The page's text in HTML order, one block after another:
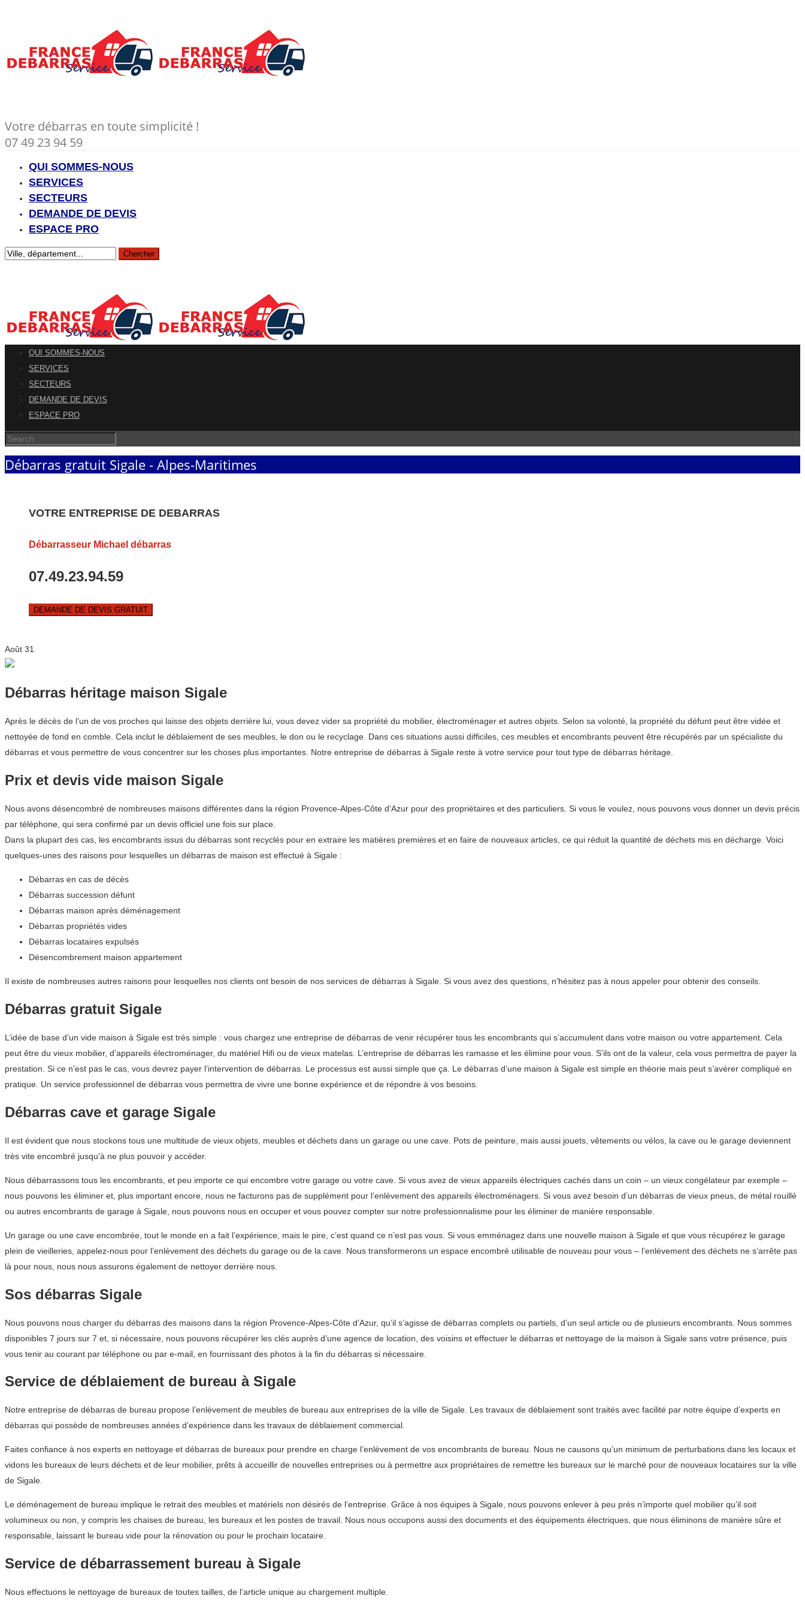
Votre débarras en toute simplicité !
07 49 23 94 59
QUI SOMMES-NOUS
SERVICES
SECTEURS
DEMANDE DE DEVIS
ESPACE PRO
QUI SOMMES-NOUS
SERVICES
SECTEURS
DEMANDE DE DEVIS
ESPACE PRO
Débarras gratuit Sigale - Alpes-Maritimes
VOTRE ENTREPRISE DE DEBARRAS
Débarrasseur Michael débarras
07.49.23.94.59
DEMANDE DE DEVIS GRATUIT
Août 31
Débarras héritage maison Sigale
Après le décès de l’un de vos proches qui laisse des objets derrière lui, vous devez vider sa propriété du mobilier, électroménager et autres objets. Selon sa volonté, la propriété du défunt peut être vidée et
nettoyée de fond en comble. Cela inclut le déblaiement de ses meubles, le don ou le recyclage. Dans ces situations aussi difficiles, ces meubles et encombrants peuvent être récupérés par un spécialiste du
débarras et vous permettre de vous concentrer sur les choses plus importantes. Notre entreprise de débarras à Sigale reste à votre service pour tout type de débarras héritage.
Prix et devis vide maison Sigale
Nous avons désencombré de nombreuses maisons différentes dans la région Provence-Alpes-Côte d’Azur pour des propriétaires et des particuliers. Si vous le voulez, nous pouvons vous donner un devis précis
par téléphone, qui sera confirmé par un devis officiel une fois sur place.
Dans la plupart des cas, les encombrants issus du débarras sont recyclés pour en extraire les matières premières et en faire de nouveaux articles, ce qui réduit la quantité de déchets mis en décharge. Voici
quelques-unes des raisons pour lesquelles un débarras de maison est effectué à Sigale :
Débarras en cas de décès
Débarras succession défunt
Débarras maison après déménagement
Débarras propriétés vides
Débarras locataires expulsés
Désencombrement maison appartement
Il existe de nombreuses autres raisons pour lesquelles nos clients ont besoin de nos services de débarras à Sigale. Si vous avez des questions, n’hésitez pas à nous appeler pour obtenir des conseils.
Débarras gratuit Sigale
L’idée de base d’un vide maison à Sigale est très simple : vous chargez une entreprise de débarras de venir récupérer tous les encombrants qui s’accumulent dans votre maison ou votre appartement. Cela
peut être du vieux mobilier, d’appareils électroménager, du matériel Hifi ou de vieux matelas. L’entreprise de débarras les ramasse et les élimine pour vous. S’ils ont de la valeur, cela vous permettra de payer la
prestation. Si ce n’est pas le cas, vous devrez payer l’intervention de débarras. Le processus est aussi simple que ça. Le débarras d’une maison à Sigale est simple en théorie mais peut s’avérer compliqué en
pratique. Un service professionnel de débarras vous permettra de vivre une bonne expérience et de répondre à vos besoins.
Débarras cave et garage Sigale
Il est évident que nous stockons tous une multitude de vieux objets, meubles et déchets dans un garage ou une cave. Pots de peinture, mais aussi jouets, vêtements ou vélos, la cave ou le garage deviennent
très vite encombré jusqu’à ne plus pouvoir y accéder.
Nous débarrassons tous les encombrants, et peu importe ce qui encombre votre garage ou votre cave. Si vous avez de vieux appareils électriques cachés dans un coin – un vieux congélateur par exemple –
nous pouvons les éliminer et, plus important encore, nous ne facturons pas de supplément pour l’enlèvement des appareils électroménagers. Si vous avez besoin d’un débarras de vieux pneus, de métal rouillé
ou autres encombrants de garage à Sigale, nous pouvons nous en occuper et vous pouvez compter sur notre professionnalisme pour les éliminer de manière responsable.
Un garage ou une cave encombrée, tout le monde en a fait l’expérience, mais le pire, c’est quand ce n’est pas vous. Si vous emménagez dans une nouvelle maison à Sigale et que vous récupérez le garage
plein de vieilleries, appelez-nous pour l’enlèvement des déchets du garage ou de la cave. Nous transformerons un espace encombré utilisable de nouveau pour vous – l’enlèvement des déchets ne s’arrête pas
là pour nous, nous nous assurons également de nettoyer derrière nous.
Sos débarras Sigale
Nous pouvons nous charger du débarras des maisons dans la région Provence-Alpes-Côte d’Azur, qu’il s’agisse de débarras complets ou partiels, d’un seul article ou de plusieurs encombrants. Nous sommes
disponibles 7 jours sur 7 et, si nécessaire, nous pouvons récupérer les clés auprès d’une agence de location, des voisins et effectuer le débarras et nettoyage de la maison à Sigale sans votre présence, puis
vous tenir au courant par téléphone ou par e-mail, en fournissant des photos à la fin du débarras si nécessaire.
Service de déblaiement de bureau à Sigale
Notre entreprise de débarras de bureau propose l’enlèvement de meubles de bureau aux entreprises de la ville de Sigale. Les travaux de déblaiement sont traités avec facilité par notre équipe d’experts en
débarras qui possède de nombreuses années d’expérience dans les travaux de déblaiement commercial.
Faites confiance à nos experts en nettoyage et débarras de bureaux pour prendre en charge l’enlèvement de vos encombrants de bureau. Nous ne causons qu’un minimum de perturbations dans les locaux et
vidons les bureaux de leurs déchets et de leur mobilier, prêts à accueillir de nouvelles entreprises ou à permettre aux propriétaires de remettre les bureaux sur le marché pour de nouveaux locataires sur la ville
de Sigale.
Le déménagement de bureau implique le retrait des meubles et matériels non désirés de l’entreprise. Grâce à nos équipes à Sigale, nous pouvons enlever à peu près n’importe quel mobilier qu’il soit
volumineux ou non, y compris les chaises de bureau, les bureaux et les postes de travail. Nous nous occupons aussi des documents et des équipements électriques, que nous éliminons de manière sûre et
responsable, laissant le bureau vide pour la rénovation ou pour le prochain locataire.
Service de débarrassement bureau à Sigale
Nous effectuons le nettoyage de bureaux de toutes tailles, de l’article unique au chargement multiple.